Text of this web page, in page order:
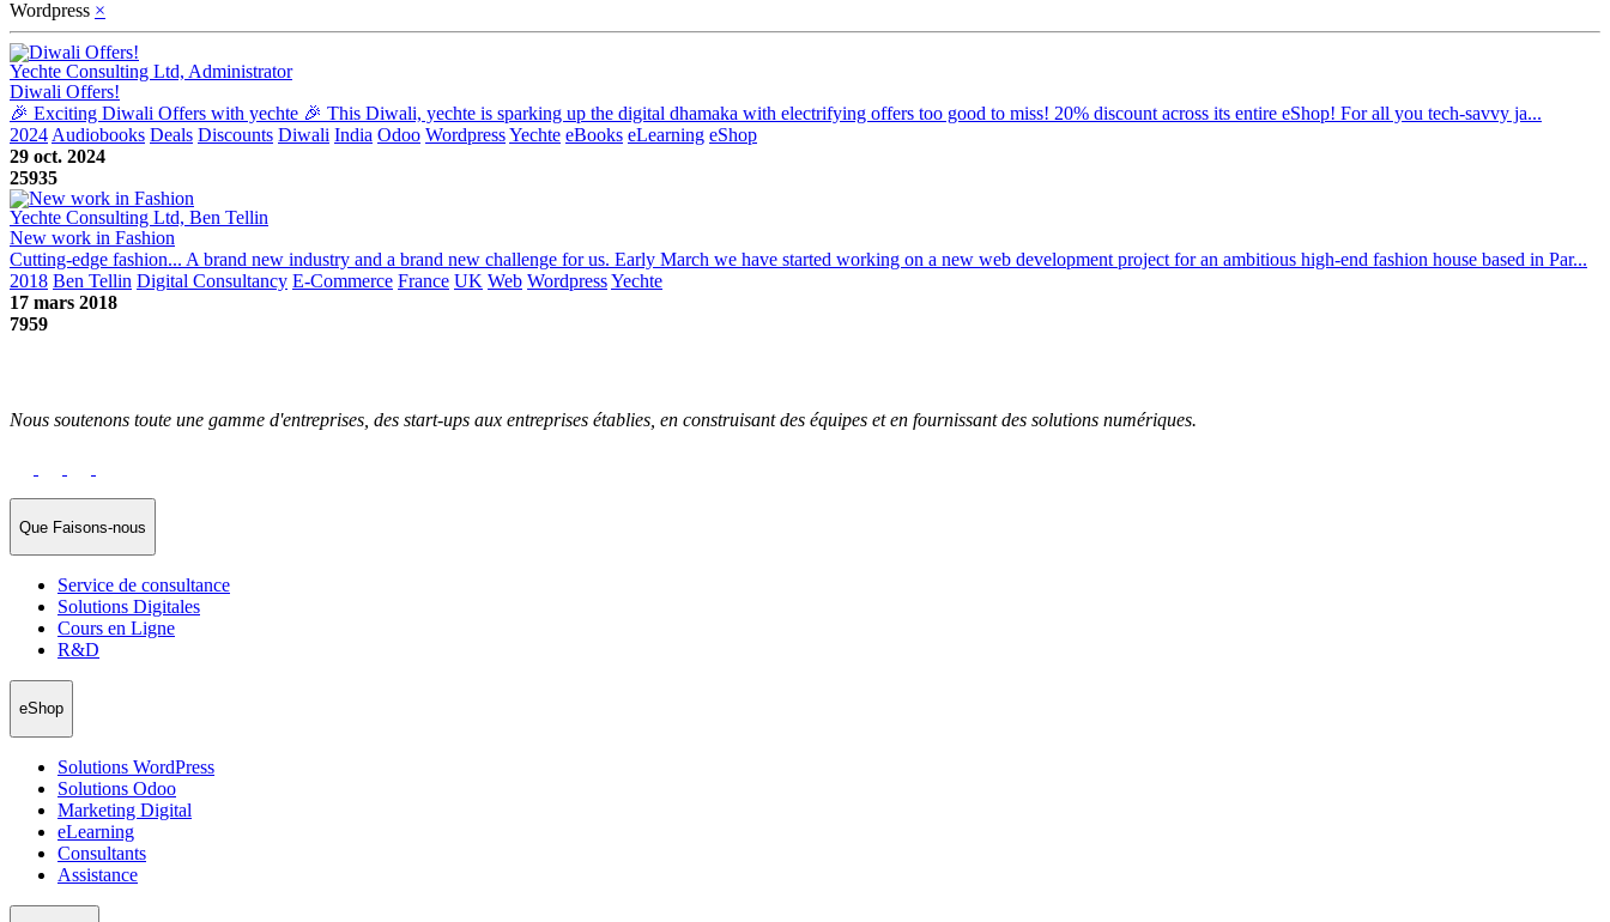
Wordpress ×
Yechte Consulting Ltd, Administrator
Diwali Offers!
🎉 Exciting Diwali Offers with yechte 🎉 This Diwali, yechte is sparking up the digital dhamaka with electrifying offers too good to miss! 20% discount across its entire eShop! For all you tech-savvy ja...
2024 Audiobooks Deals Discounts Diwali India Odoo WordpressYechte eBooks eLearning eShop
29 oct. 2024
25935
Yechte Consulting Ltd, Ben Tellin
New work in Fashion
Cutting-edge fashion... A brand new industry and a brand new challenge for us. Early March we have started working on a new web development project for an ambitious high-end fashion house based in Par...
2018 Ben Tellin Digital Consultancy E-Commerce France UK Web WordpressYechte
17 mars 2018
7959
Nous soutenons toute une gamme d'entreprises, des start-ups aux entreprises établies, en construisant des équipes et en fournissant des solutions numériques.
Que Faisons-nous
Service de consultance
Solutions Digitales
Cours en Ligne
R&D
eShop
Solutions WordPress
Solutions Odoo
Marketing Digital
eLearning
Consultants
Assistance